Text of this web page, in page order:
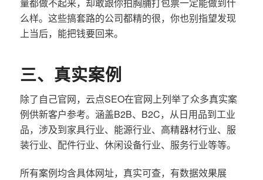
么样。这些搞套路的公司都精的很，你也别指望发现
上当后，能把钱要回来。
三、真实案例
除了自己官网，云点SEO在官网上列举了众多真实案
例供新客户参考。涵盖B2B、B2C，从日用品到工业
品，涉及到家具行业、能源行业、高精器材行业、服
装行业、配件行业、休闲设备行业、服务行业等等。
所有案例均含具体网址，真实可查，有数据效果展